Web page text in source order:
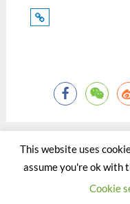
©2015 - 2020 by
This website uses
assume you're ok with
Cookie